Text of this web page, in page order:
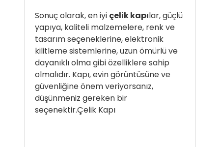
Sonuç olarak, en iyi çelik kapılar, güçlü
yapıya, kaliteli malzemelere, renk ve
tasarım seçeneklerine, elektronik
kilitleme sistemlerine, uzun ömürlü ve
dayanıklı olma gibi özelliklere sahip
olmalıdır. Kapı, evin görüntüsüne ve
güvenliğine önem veriyorsanız,
düşünmeniz gereken bir
seçenektir.Çelik Kapı